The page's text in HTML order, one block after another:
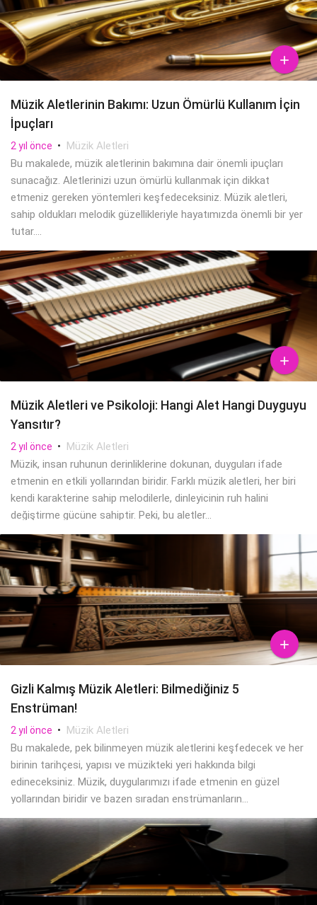

Müzik Aletlerinin Bakımı: Uzun Ömürlü Kullanım İçin
İpuçları
2 yıl önce • Müzik Aletleri
Bu makalede, müzik aletlerinin bakımına dair önemli ipuçları
sunacağız. Aletlerinizi uzun ömürlü kullanmak için dikkat
etmeniz gereken yöntemleri keşfedeceksiniz. Müzik aletleri,
sahip oldukları melodik güzellikleriyle hayatımızda önemli bir yer
tutar....

Müzik Aletleri ve Psikoloji: Hangi Alet Hangi Duyguyu
Yansıtır?
2 yıl önce • Müzik Aletleri
Müzik, insan ruhunun derinliklerine dokunan, duyguları ifade
etmenin en etkili yollarından biridir. Farklı müzik aletleri, her biri
kendi karakterine sahip melodilerle, dinleyicinin ruh halini
değiştirme gücüne sahiptir. Peki, bu aletler...

Gizli Kalmış Müzik Aletleri: Bilmediğiniz 5
Enstrüman!
2 yıl önce • Müzik Aletleri
Bu makalede, pek bilinmeyen müzik aletlerini keşfedecek ve her
birinin tarihçesi, yapısı ve müzikteki yeri hakkında bilgi
edineceksiniz. Müzik, duygularımızı ifade etmenin en güzel
yollarından biridir ve bazen sıradan enstrümanların...